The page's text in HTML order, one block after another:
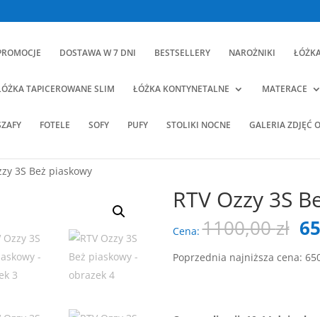
DOSTAWA W 7 DNI BESTSELLERY NAROŻNIKI
TAPICEROWANE SLIM ŁÓŻKA KONTYNETALNE MATERACE
FOTELE SOFY PUFY STOLIKI NOCNE GALERIA ZDJĘĆ
3S Beż piaskowy
RTV Ozzy 3S
Cena:1100,00zł
Poprzednia najniższa cena: